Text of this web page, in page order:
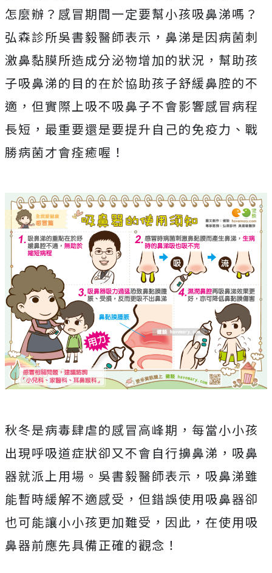
怎麼辦？感冒期間一定要幫小孩吸鼻涕嗎？
弘森診所吳書毅醫師表示，鼻涕是因病菌刺
激鼻黏膜所造成分泌物增加的狀況，幫助孩
子吸鼻涕的目的在於協助孩子舒緩鼻腔的不
適，但實際上吸不吸鼻子不會影響感冒病程
長短，最重要還是要提升自己的免疫力、戰
勝病菌才會痊癒喔！
秋冬是病毒肆虐的感冒高峰期，每當小小孩
出現呼吸道症狀卻又不會自行擤鼻涕，吸鼻
器就派上用場。吳書毅醫師表示，吸鼻涕雖
能暫時緩解不適感受，但錯誤使用吸鼻器卻
也可能讓小小孩更加難受，因此，在使用吸
鼻器前應先具備正確的觀念！